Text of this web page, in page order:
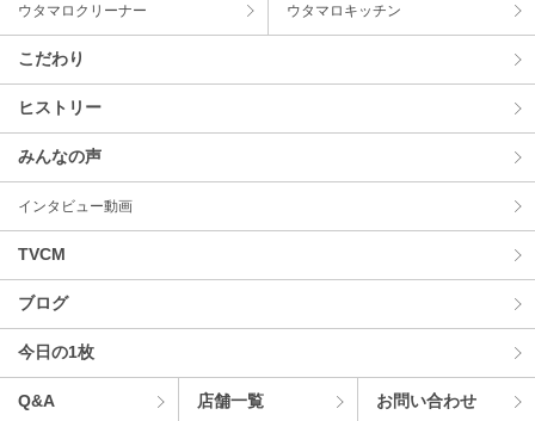
ウタマロクリーナー ウタマロキッチン
こだわり
ヒストリー
みんなの声
インタビュー動画
TVCM
ブログ
今⽇の1枚
Q&A 店舗⼀覧 お問い合わせ